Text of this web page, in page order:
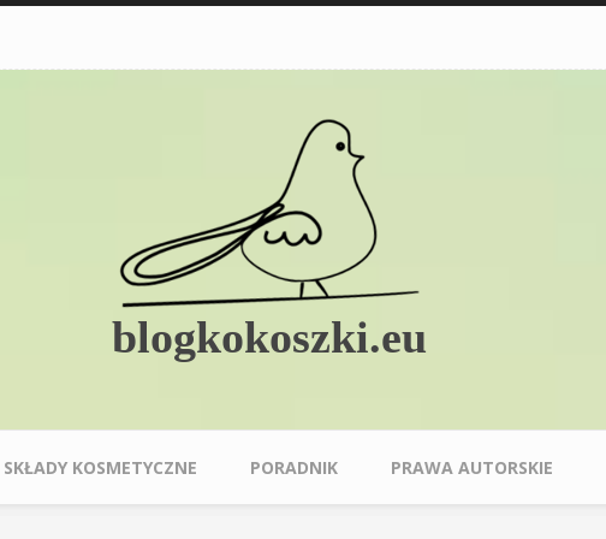
blogkokoszki.eu
SKŁADY KOSMETYCZNE PORADNIK PRAWA AUTORSKIE